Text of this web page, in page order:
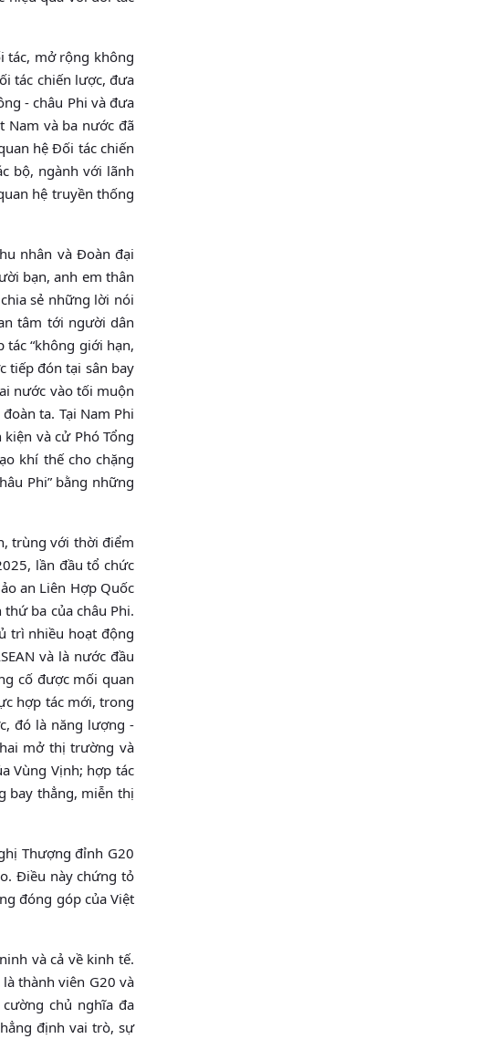
tác, mở rộng không
tác chiến lược, đưa
- châu Phi và đưa
Nam và ba nước đã
hệ Đối tác chiến
bộ, ngành với lãnh
hệ truyền thống
nhân và Đoàn đại
bạn, anh em thân
sẻ những lời nói
tâm tới người dân
“không giới hạn,
tiếp đón tại sân bay
nước vào tối muộn
ta. Tại Nam Phi
và cử Phó Tổng
khí thế cho chặng
Phi” bằng những
trùng với thời điểm
lần đầu tổ chức
an Liên Hợp Quốc
ba của châu Phi.
trì nhiều hoạt động
và là nước đầu
cố được mối quan
hợp tác mới, trong
đó là năng lượng -
mở thị trường và
Vùng Vịnh; hợp tác
bay thẳng, miễn thị
Thượng đỉnh G20
Điều này chứng tỏ
đóng góp của Việt
và cả về kinh tế.
thành viên G20 và
chủ nghĩa đa
định vai trò, sự